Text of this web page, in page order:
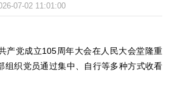
07-02 11:01:00
产党成立105周年大会在人民大会堂隆重
组织党员通过集中、自行等多种方式收看